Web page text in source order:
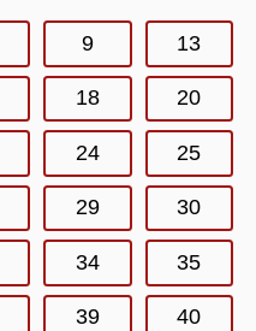
9 13
18 20
24 25
29 30
34 35
39 40